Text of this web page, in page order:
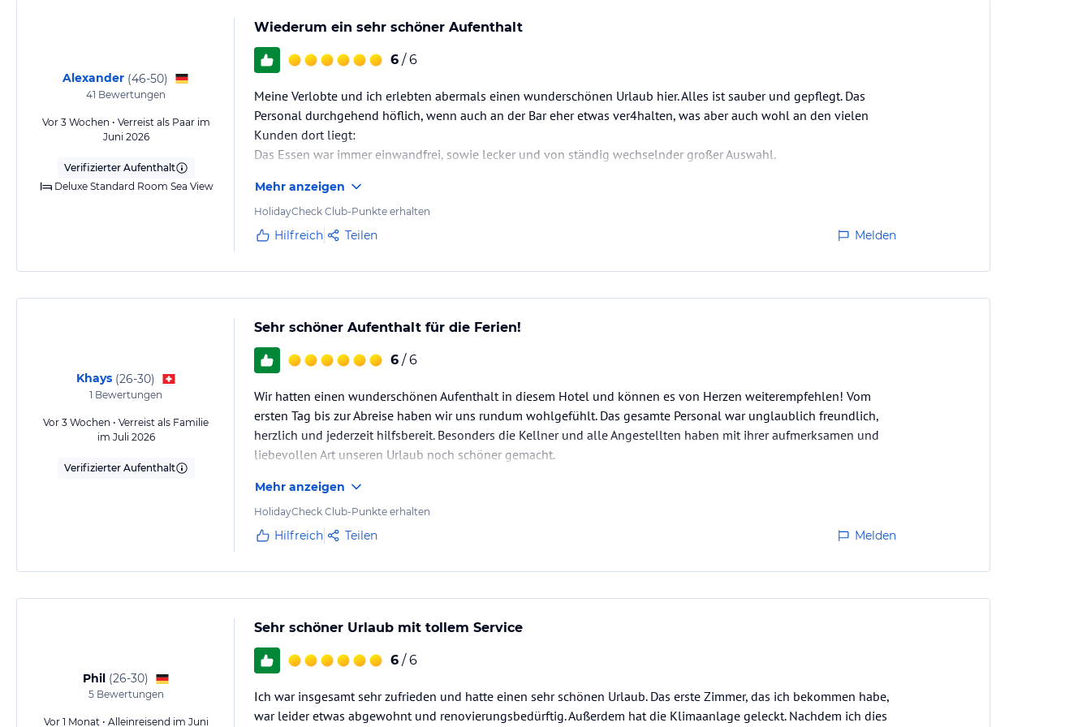
fantastische Behandlungen. Je nach Saison gibt es Live-Musik in der Lobbybar oder auf der Terrasse.
Hinweis: Allgemeine und unverbindliche Hoteliers-/Veranstalter-/Kataloginformationen. Alle Angaben ohne
Gewähr und ohne Prüfung durch HolidayCheck. Bitte lies vor der Buchung die verbindlichen
Angebotsdetails
des
Alexander (46-50)
41 Bewertungen
Vor 3 Wochen • Verreist als Paar im
Juni 2026
Verifizierter Aufenthalt
Deluxe Standard Room Sea View
Wiederum ein sehr schöner Aufenthalt
6 / 6
Meine Verlobte und ich erlebten abermals einen wunderschönen Urlaub hier. Alles ist sauber und gepflegt. Das
Personal durchgehend höflich, wenn auch an der Bar eher etwas ver4halten, was aber auch wohl an den vielen
Kunden dort liegt:
Das Essen war immer einwandfrei, sowie lecker und von ständig wechselnder großer Auswahl.
Das Café, wo man sich mit einem Gutsche je Tag einmal einen kostenlosen Starbucks…
Mehr anzeigen
HolidayCheck Club-Punkte erhalten
Hilfreich Teilen Melden
Khays (26-30)
1 Bewertungen
Vor 3 Wochen • Verreist als Familie
im Juli 2026
Verifizierter Aufenthalt
Sehr schöner Aufenthalt für die Ferien!
6 / 6
Wir hatten einen wunderschönen Aufenthalt in diesem Hotel und können es von Herzen weiterempfehlen! Vom
ersten Tag bis zur Abreise haben wir uns rundum wohlgefühlt. Das gesamte Personal war unglaublich freundlich,
herzlich und jederzeit hilfsbereit. Besonders die Kellner und alle Angestellten haben mit ihrer aufmerksamen und
liebevollen Art unseren Urlaub noch schöner gemacht.
Das Essen war hervorragend – sehr abwechslungsreich, frisch und unglaublich lecker. Es gab jeden Tag eine große
Auswahl, sodass wirklich…
Mehr anzeigen
HolidayCheck Club-Punkte erhalten
Hilfreich Teilen Melden
Phil (26-30)
5Bewertungen
Vor 1 Monat • Alleinreisend im Juni
Sehr schöner Urlaub mit tollem Service
6 / 6
Ich war insgesamt sehr zufrieden und hatte einen sehr schönen Urlaub. Das erste Zimmer, das ich bekommen habe,
war leider etwas abgewohnt und renovierungsbedürftig. Außerdem hat die Klimaanlage geleckt. Nachdem ich dies